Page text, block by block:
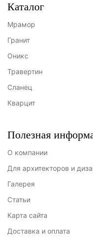
Каталог
Мрамор
Гранит
Оникс
Травертин
Сланец
Кварцит
Полезная
О компании
Для архитекторов и
Галерея
Статьи
Карта сайта
Доставка и оплата